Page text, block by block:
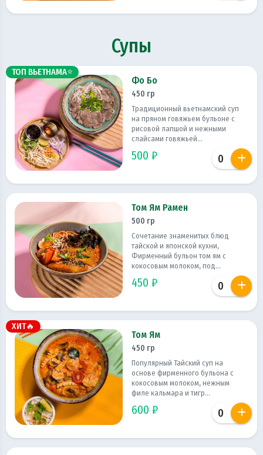
Супы
ТОП ВЬЕТНАМА⭐
Фо Бо
450 гр
Традиционный вьетнамский суп
на пряном говяжьем бульоне с
рисовой лапшой и нежными
слайсами говяжьей...
500 ₽
Том Ям Рамен
500 гр
Сочетание знаменитых блюд
тайской и японской кухни,
Фирменный бульон том ям с
кокосовым молоком, под...
450 ₽
ХИТ🔥
Том Ям
450 гр
Популярный Тайский суп на
основе фирменного бульона с
кокосовым молоком, нежным
филе кальмара и тигр...
600 ₽